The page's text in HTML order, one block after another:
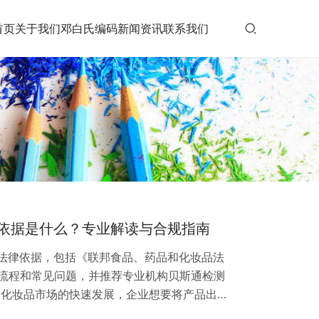
页关于我们邓白氏编码新闻资讯联系我们
据是什么？专业解读与合规指南
律依据，包括《联邦食品、药品和化妆品法
程和常见问题，并推荐专业机构贝斯通检测
妆品市场的快速发展，企业想要将产品出口
的法律依据。作为专业检测认证机构，贝